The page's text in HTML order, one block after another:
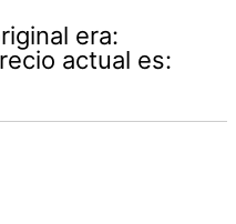
era:
actual es: